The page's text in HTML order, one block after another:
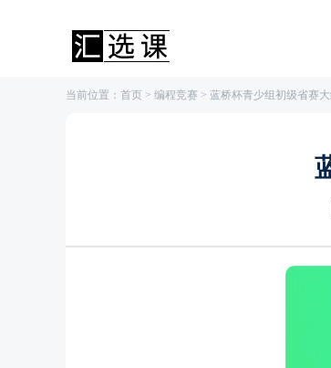
当前位置： 首页 > 编程竞赛 > 蓝桥杯青少组初级省赛大